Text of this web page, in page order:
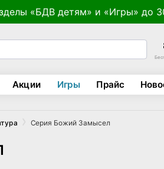
«БДВ детям» и «Игры» до
Акции Игры Прайс
Серия Божий Замысел